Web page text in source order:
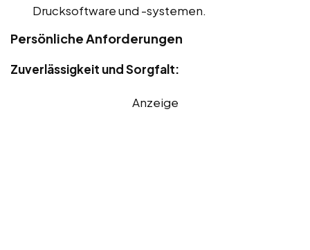
Drucksoftware und -systemen.
Persönliche Anforderungen
Zuverlässigkeit und Sorgfalt:
Anzeige